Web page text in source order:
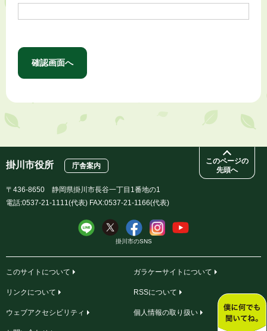
このページの
先頭へ
掛川市役所 庁舎案内
〒436-8650 静岡県掛川市長谷一丁目1番地の1
電話:0537-21-1111(代表) FAX:0537-21-1166(代表)
掛川市のSNS
このサイトについて ガラケーサイトについて
リンクについて RSSについて
ウェブアクセシビリティ 個人情報の取り扱い